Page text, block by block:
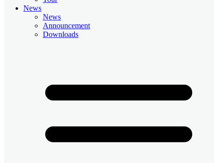
News
News
Announcement
Downloads